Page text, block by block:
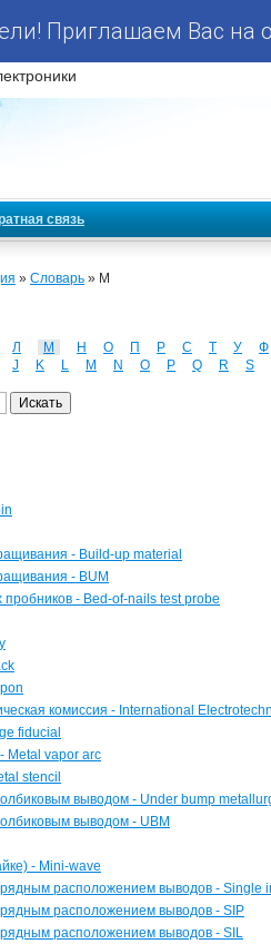
Приглашаем Вас на
связь
» Словарь » М
Л М Н О П Р С Т У Ф
J K L M N O P Q R S
- Build-up material
- BUM
пробников - Bed-of-nails test probe
комиссия - International
fiducial
Metal vapor arc
stencil
выводом - Under bump
выводом - UBM
- Mini-wave
расположением выводов - Single
расположением выводов - SIP
расположением выводов - SIL